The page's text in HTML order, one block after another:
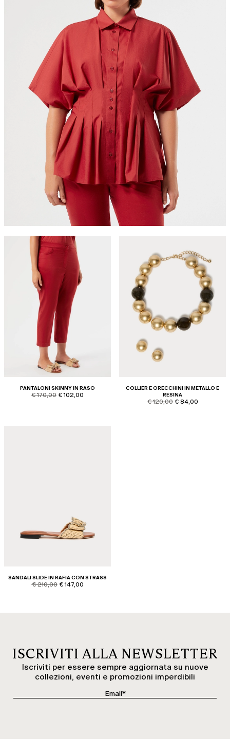
PANTALONI SKINNY IN RASO
product.price.original
€ 170,00 product.price.sale
€ 102,00
COLLIER E ORECCHINI IN METALLO E
RESINA
product.price.original
€ 120,00 product.price.sale
€ 84,00
SANDALI SLIDE IN RAFIA CON STRASS
product.price.original
€ 210,00 product.price.sale
€ 147,00
ISCRIVITI ALLA NEWSLETTER
Iscriviti per essere sempre aggiornata su nuove
collezioni, eventi e promozioni imperdibili